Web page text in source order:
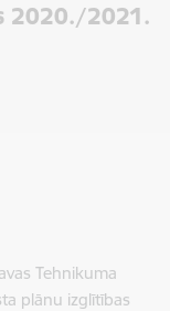
2020./2021.
Tehnikuma
plānu izglītības